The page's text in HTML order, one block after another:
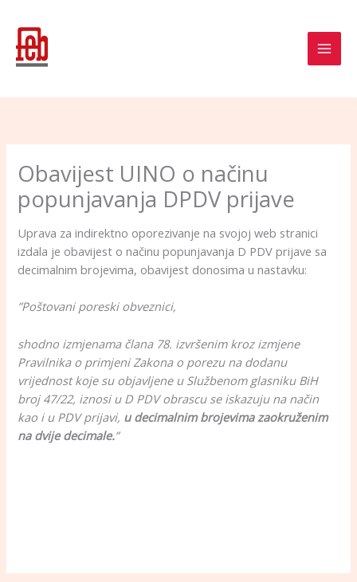
content
Obavijest UINO o načinu
popunjavanja DPDV prijave
Uprava za indirektno oporezivanje na svojoj web stranici
izdala je obavijest o načinu popunjavanja D PDV prijave sa
decimalnim brojevima, obavijest donosima u nastavku:
”Poštovani poreski obveznici,
shodno izmjenama člana 78. izvršenim kroz izmjene
Pravilnika o primjeni Zakona o porezu na dodanu
vrijednost koje su objavljene u Službenom glasniku BiH
broj 47/22, iznosi u D PDV obrascu se iskazuju na način
kao i u PDV prijavi, u decimalnim brojevima zaokruženim
na dvije decimale.”